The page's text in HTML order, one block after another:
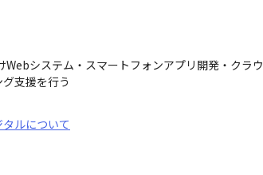
システム・スマートフォンアプリ開発・クラ
支援を行う
ルについて